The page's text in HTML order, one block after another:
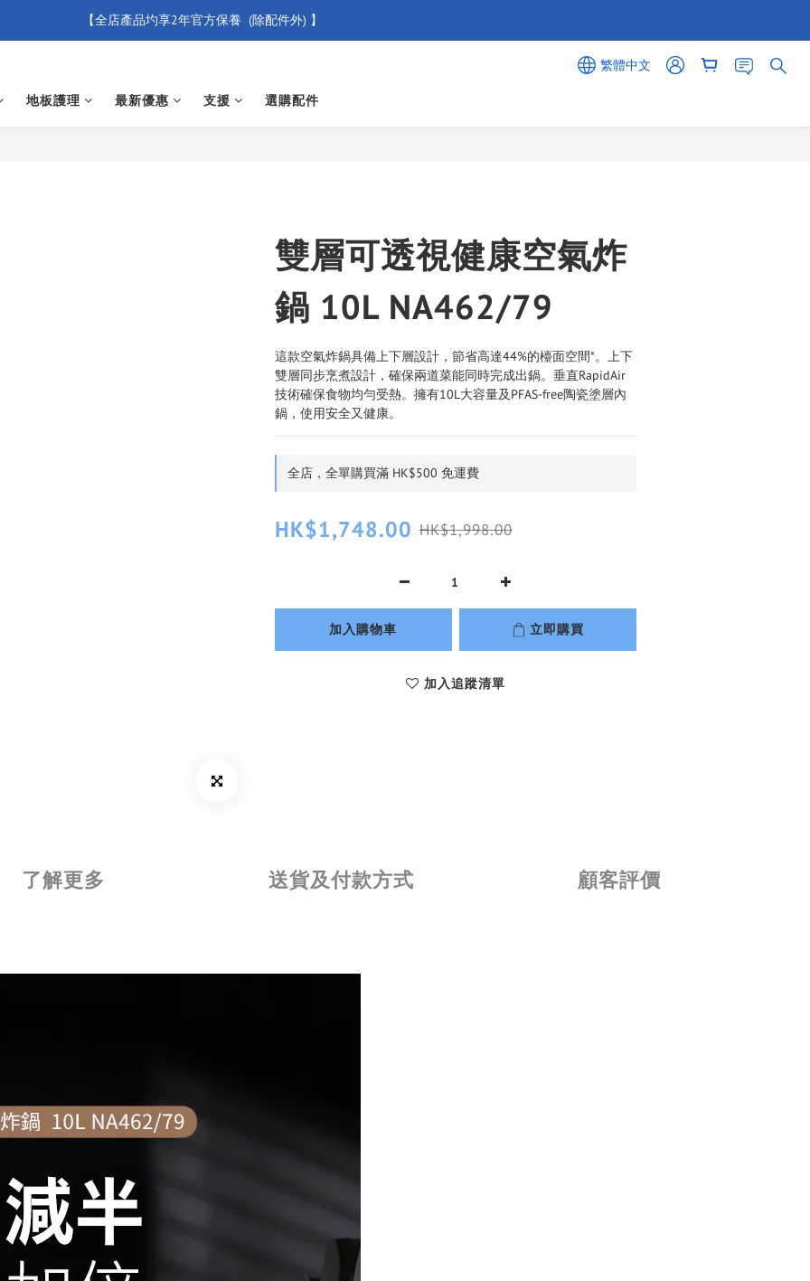
【買滿 $500 免運費】
【全店產品圴享2年官方保養  (除配件外) 】
【買滿 $500 免運費】
繁體中文
地板護理 最新優惠 支援 選購配件
雙層可透視健康空氣炸
鍋 10L NA462/79
這款空氣炸鍋具備上下層設計，節省高達44%的檯面空間*。上下
雙層同步烹煮設計，確保兩道菜能同時完成出鍋。垂直RapidAir
技術確保食物均勻受熱。擁有10L大容量及PFAS-free陶瓷塗層內
鍋，使用安全又健康。
全店，全單購買滿 HK$500 免運費
HK$1,748.00 HK$1,998.00
加入購物車 立即購買
加入追蹤清單
了解更多 送貨及付款方式 顧客評價